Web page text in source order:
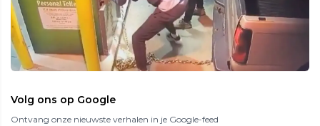
Volg ons op Google
Ontvang onze nieuwste verhalen in je Google-feed